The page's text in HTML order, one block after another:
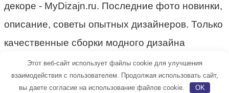
декоре - MyDizajn.ru. Последние фото новинки,
описание, советы опытных дизайнеров. Только
качественные сборки модного дизайна
интерьера.
Этот веб-сайт использует файлы cookie для улучшения
взаимодействия с пользователем. Продолжая использовать сайт,
вы даете согласие на использование файлов cookie.
OK